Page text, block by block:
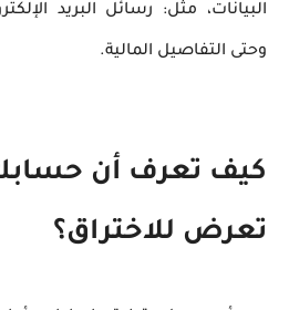
البيانات، مثل: رسائل البريد
وحتى التفاصيل المالية.
كيف تعرف أن
تعرض للاختراق؟